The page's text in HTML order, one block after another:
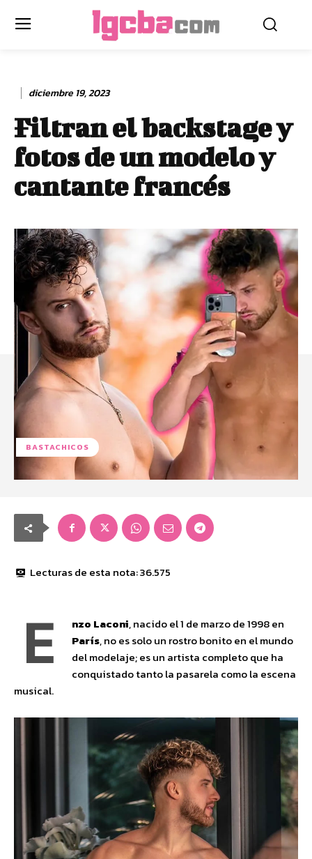
diciembre 19, 2023
Filtran el backstage y
fotos de un modelo y
cantante francés
BASTACHICOS
Lecturas de esta nota:36.575
E nzo Laconi, nacido el 1 de marzo de 1998 en
París, no es solo un rostro bonito en el mundo
del modelaje; es un artista completo que ha
conquistado tanto la pasarela como la escena
musical.